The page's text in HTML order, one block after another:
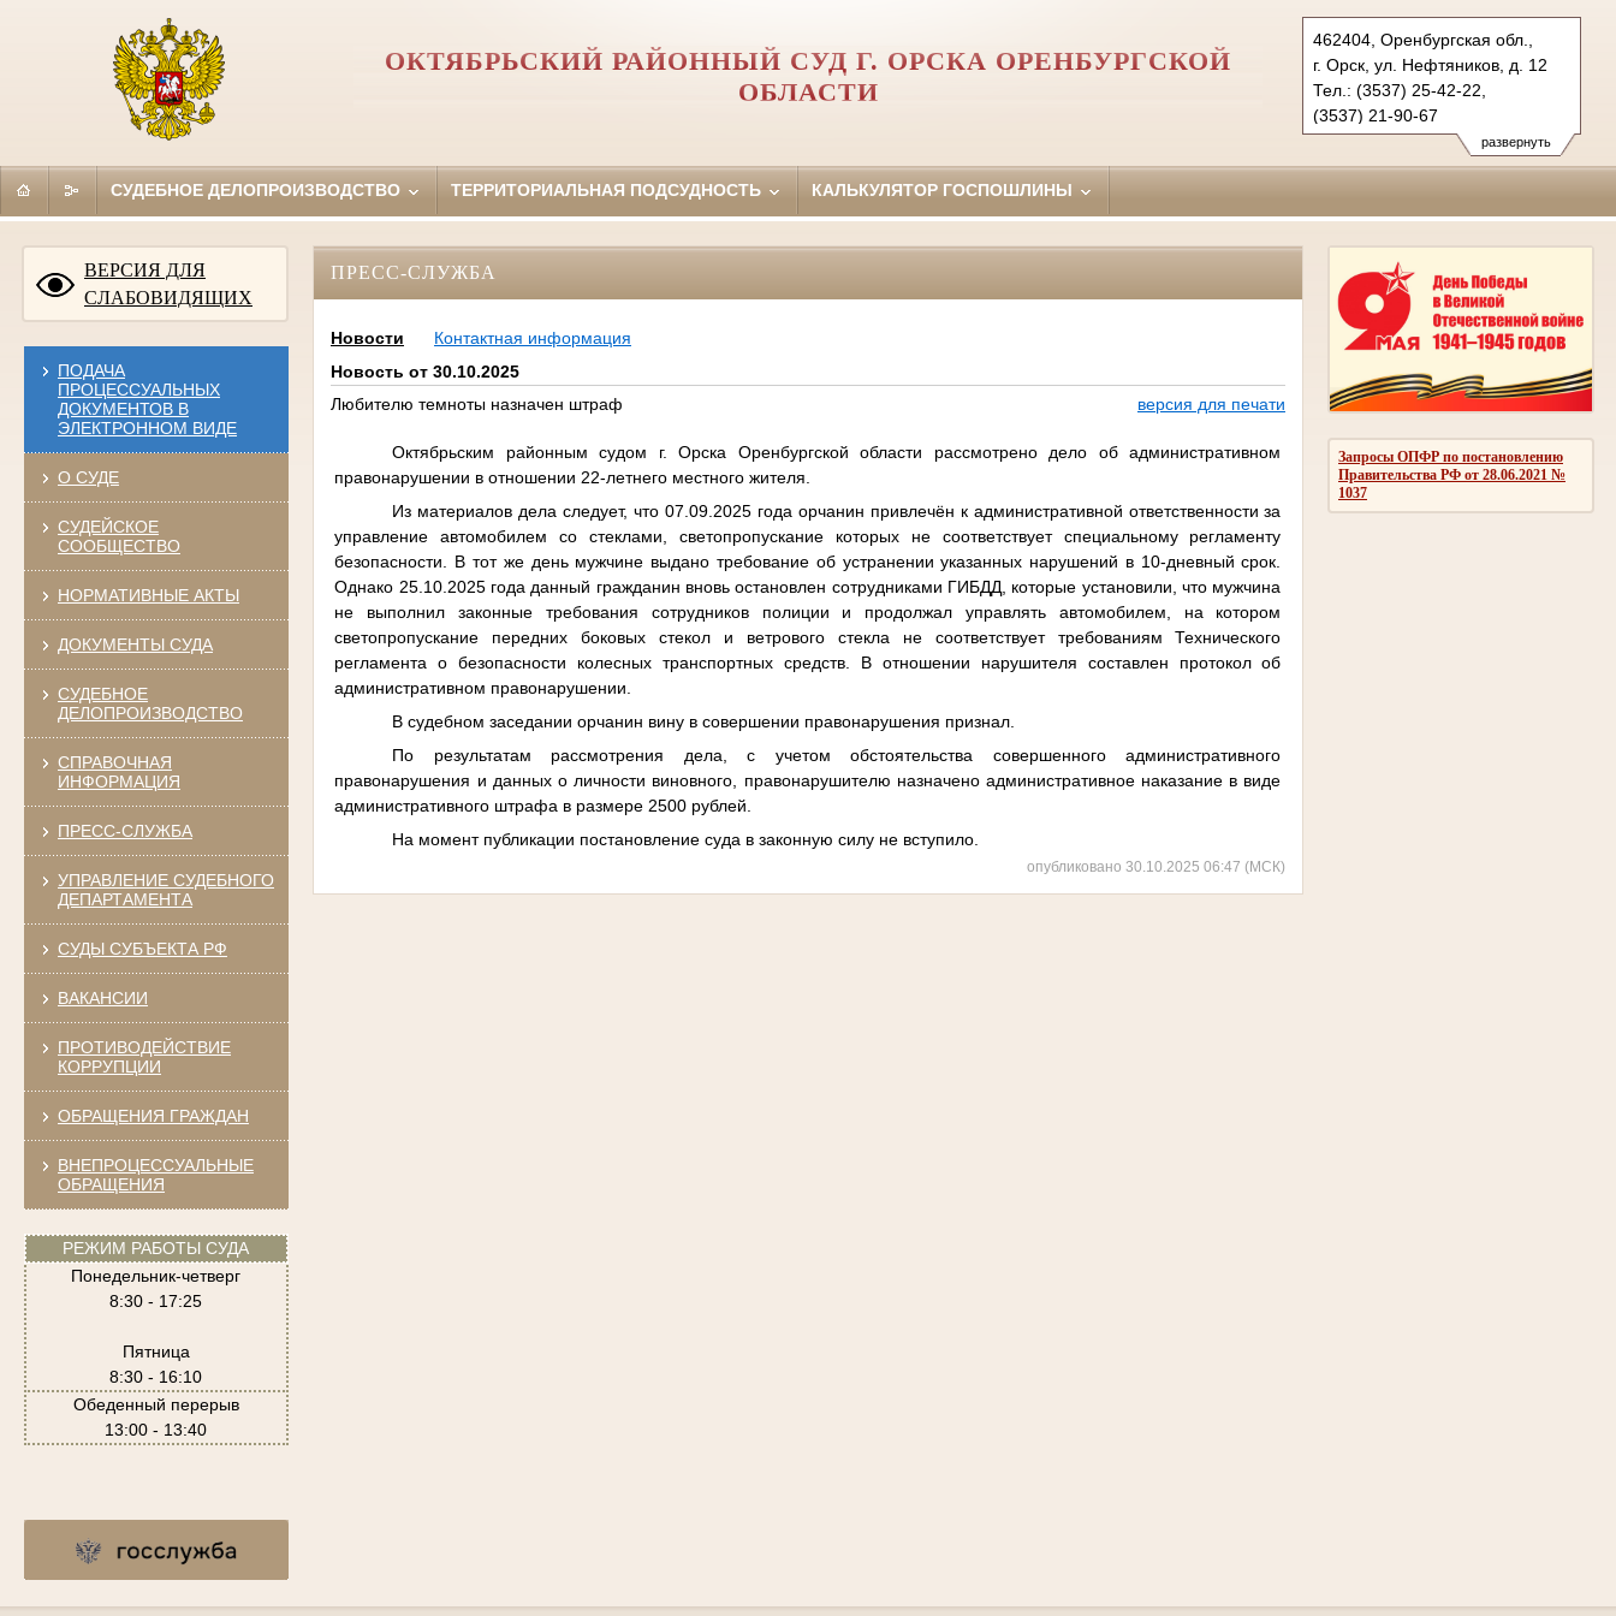
развернуть
462404, Оренбургская обл.,
г. Орск, ул. Нефтяников, д. 12
Тел.: (3537) 25-42-22,
(3537) 21-90-67
oktyabrskyorsk.orb@sudrf.ru
ОКТЯБРЬСКИЙ РАЙОННЫЙ СУД Г. ОРСКА ОРЕНБУРГСКОЙ
ОБЛАСТИ
СУДЕБНОЕ ДЕЛОПРОИЗВОДСТВО ТЕРРИТОРИАЛЬНАЯ ПОДСУДНОСТЬ КАЛЬКУЛЯТОР ГОСПОШЛИНЫ
ВЕРСИЯ ДЛЯ
СЛАБОВИДЯЩИХ
ПОДАЧА
ПРОЦЕССУАЛЬНЫХ
ДОКУМЕНТОВ В
ЭЛЕКТРОННОМ ВИДЕ
О СУДЕ
СУДЕЙСКОЕ
СООБЩЕСТВО
НОРМАТИВНЫЕ АКТЫ
ДОКУМЕНТЫ СУДА
СУДЕБНОЕ
ДЕЛОПРОИЗВОДСТВО
СПРАВОЧНАЯ
ИНФОРМАЦИЯ
ПРЕСС-СЛУЖБА
УПРАВЛЕНИЕ СУДЕБНОГО
ДЕПАРТАМЕНТА
СУДЫ СУБЪЕКТА РФ
ВАКАНСИИ
ПРОТИВОДЕЙСТВИЕ
КОРРУПЦИИ
ОБРАЩЕНИЯ ГРАЖДАН
ВНЕПРОЦЕССУАЛЬНЫЕ
ОБРАЩЕНИЯ
РЕЖИМ РАБОТЫ СУДА
Понедельник-четверг
8:30 - 17:25
Пятница
8:30 - 16:10
Обеденный перерыв
13:00 - 13:40
Запросы ОПФР по постановлению
Правительства РФ от 28.06.2021 №
1037
ПРЕСС-СЛУЖБА
Новости
Контактная информация
Новость от 30.10.2025
Любителю темноты назначен штраф
версия для печати
Октябрьским районным судом г. Орска Оренбургской области рассмотрено дело об административном
правонарушении в отношении 22-летнего местного жителя.
Из материалов дела следует, что 07.09.2025 года орчанин привлечён к административной ответственности за
управление автомобилем со стеклами, светопропускание которых не соответствует специальному регламенту
безопасности. В тот же день мужчине выдано требование об устранении указанных нарушений в 10-дневный срок.
Однако 25.10.2025 года данный гражданин вновь остановлен сотрудниками ГИБДД, которые установили, что мужчина
не выполнил законные требования сотрудников полиции и продолжал управлять автомобилем, на котором
светопропускание передних боковых стекол и ветрового стекла не соответствует требованиям Технического
регламента о безопасности колесных транспортных средств. В отношении нарушителя составлен протокол об
административном правонарушении.
В судебном заседании орчанин вину в совершении правонарушения признал.
По результатам рассмотрения дела, с учетом обстоятельства совершенного административного
правонарушения и данных о личности виновного,
правонарушителю назначено административное наказание в виде
административного штрафа в размере 2500 рублей.
На момент публикации постановление суда в законную силу не вступило.
опубликовано 30.10.2025 06:47 (МСК)